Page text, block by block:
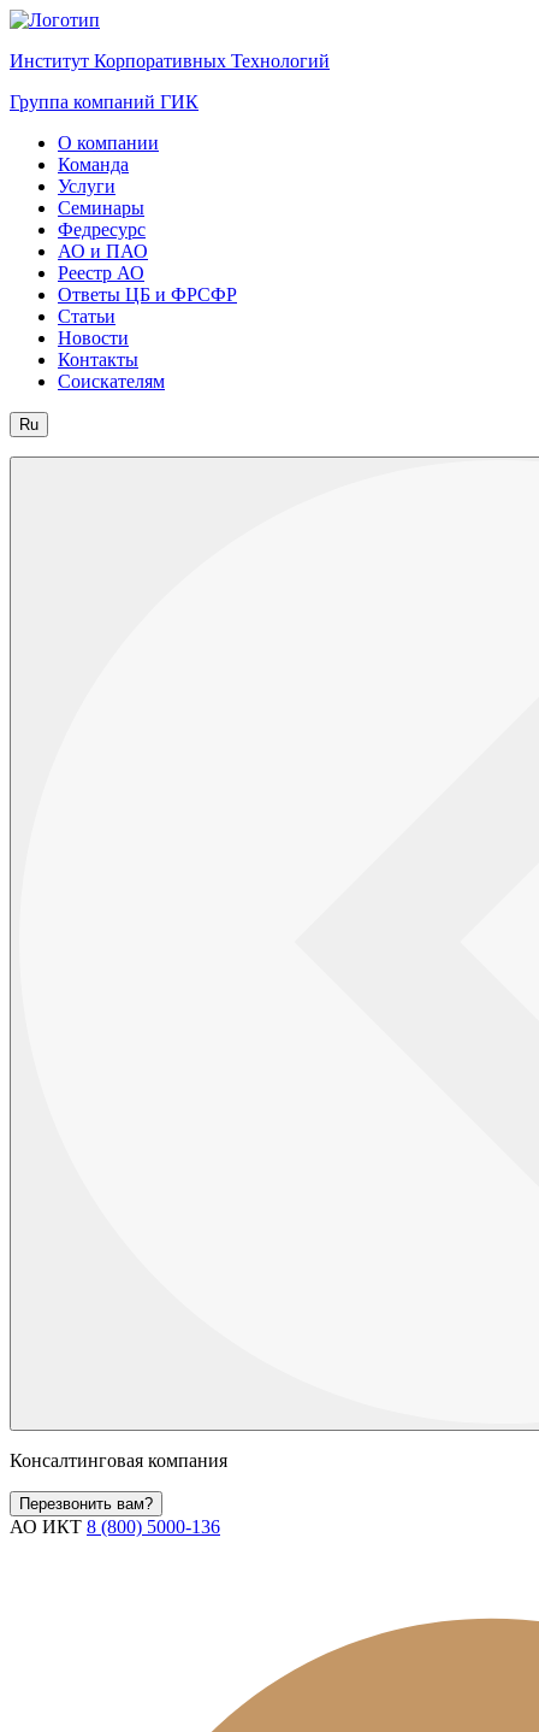
Институт Корпоративных Технологий
Группа компаний ГИК
О компании
Команда
Услуги
Семинары
Федресурс
АО и ПАО
Реестр АО
Ответы ЦБ и ФРСФР
Статьи
Новости
Контакты
Соискателям
Ru
Консалтинговая компания
Перезвонить вам?
АО ИКТ 8 (800) 5000-136